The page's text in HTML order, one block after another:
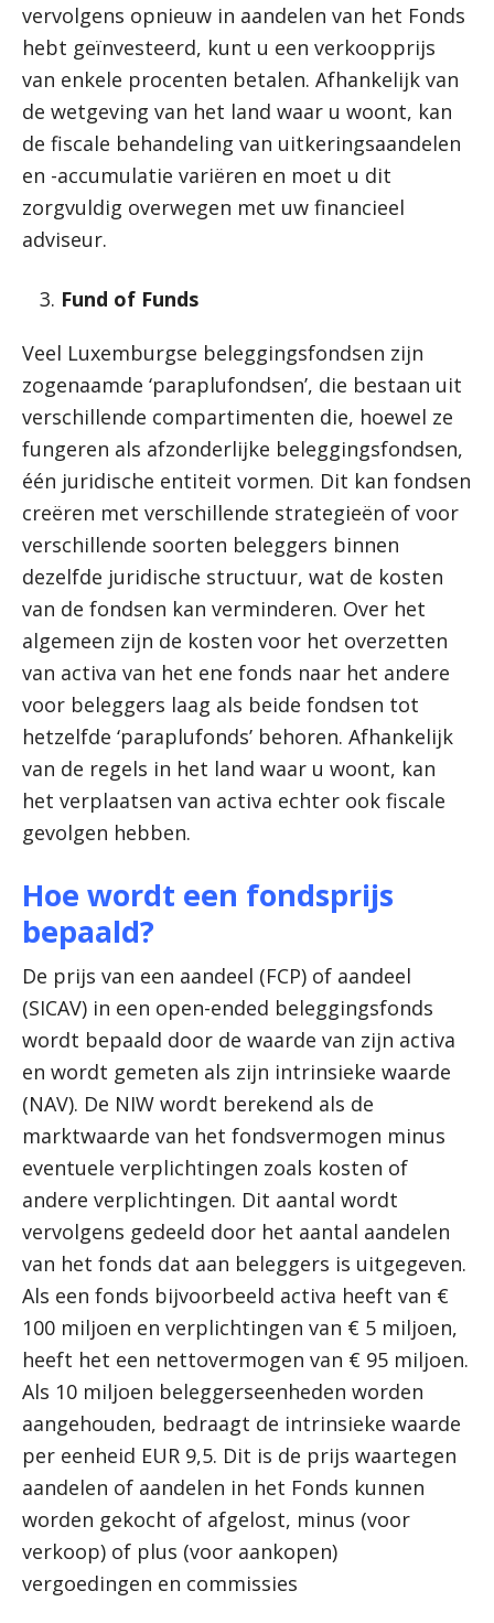
vervolgens opnieuw in aandelen van het Fonds
hebt geïnvesteerd, kunt u een verkoopprijs
van enkele procenten betalen. Afhankelijk van
de wetgeving van het land waar u woont, kan
de fiscale behandeling van uitkeringsaandelen
en -accumulatie variëren en moet u dit
zorgvuldig overwegen met uw financieel
adviseur.
Fund of Funds
Veel Luxemburgse beleggingsfondsen zijn
zogenaamde ‘paraplufondsen’, die bestaan ​​uit
verschillende compartimenten die, hoewel ze
fungeren als afzonderlijke beleggingsfondsen,
één juridische entiteit vormen. Dit kan fondsen
creëren met verschillende strategieën of voor
verschillende soorten beleggers binnen
dezelfde juridische structuur, wat de kosten
van de fondsen kan verminderen. Over het
algemeen zijn de kosten voor het overzetten
van activa van het ene fonds naar het andere
voor beleggers laag als beide fondsen tot
hetzelfde ‘paraplufonds’ behoren. Afhankelijk
van de regels in het land waar u woont, kan
het verplaatsen van activa echter ook fiscale
gevolgen hebben.
Hoe wordt een fondsprijs
bepaald?
De prijs van een aandeel (FCP) of aandeel
(SICAV) in een open-ended beleggingsfonds
wordt bepaald door de waarde van zijn activa
en wordt gemeten als zijn intrinsieke waarde
(NAV). De NIW wordt berekend als de
marktwaarde van het fondsvermogen minus
eventuele verplichtingen zoals kosten of
andere verplichtingen. Dit aantal wordt
vervolgens gedeeld door het aantal aandelen
van het fonds dat aan beleggers is uitgegeven.
Als een fonds bijvoorbeeld activa heeft van €
100 miljoen en verplichtingen van € 5 miljoen,
heeft het een nettovermogen van € 95 miljoen.
Als 10 miljoen beleggerseenheden worden
aangehouden, bedraagt ​​de intrinsieke waarde
per eenheid EUR 9,5. Dit is de prijs waartegen
aandelen of aandelen in het Fonds kunnen
worden gekocht of afgelost, minus (voor
verkoop) of plus (voor aankopen)
vergoedingen en commissies